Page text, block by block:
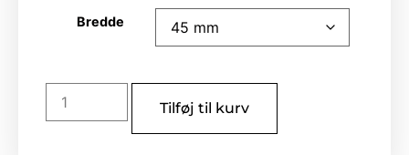
Bredde
Tilføj til kurv